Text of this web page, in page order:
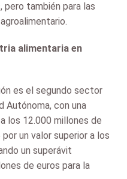
también para las
alimentaria en
es el segundo sector
Autónoma, con una
los 12.000 millones de
un valor superior a los
un superávit
de euros para la